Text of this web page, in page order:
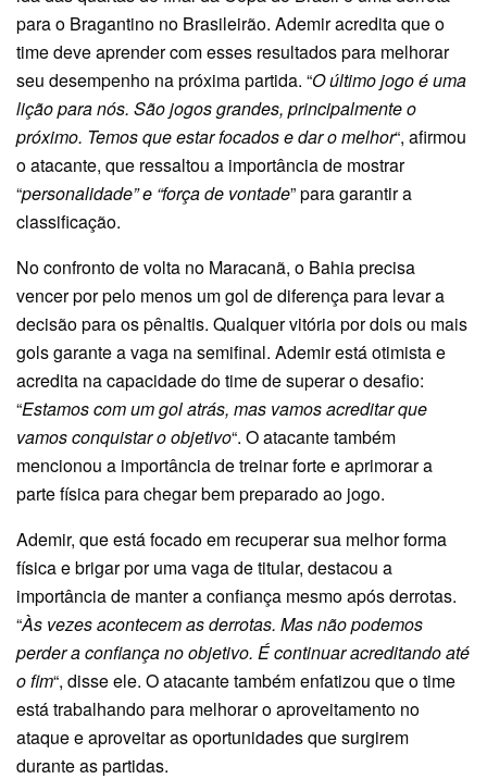
para o Bragantino no Brasileirão. Ademir acredita que o
time deve aprender com esses resultados para melhorar
seu desempenho na próxima partida. “O último jogo é uma
lição para nós. São jogos grandes, principalmente o
próximo. Temos que estar focados e dar o melhor“, afirmou
o atacante, que ressaltou a importância de mostrar
“personalidade” e “força de vontade” para garantir a
classificação.
No confronto de volta no Maracanã, o Bahia precisa
vencer por pelo menos um gol de diferença para levar a
decisão para os pênaltis. Qualquer vitória por dois ou mais
gols garante a vaga na semifinal. Ademir está otimista e
acredita na capacidade do time de superar o desafio:
“Estamos com um gol atrás, mas vamos acreditar que
vamos conquistar o objetivo“. O atacante também
mencionou a importância de treinar forte e aprimorar a
parte física para chegar bem preparado ao jogo.
Ademir, que está focado em recuperar sua melhor forma
física e brigar por uma vaga de titular, destacou a
importância de manter a confiança mesmo após derrotas.
“Às vezes acontecem as derrotas. Mas não podemos
perder a confiança no objetivo. É continuar acreditando até
o fim“, disse ele. O atacante também enfatizou que o time
está trabalhando para melhorar o aproveitamento no
ataque e aproveitar as oportunidades que surgirem
durante as partidas.